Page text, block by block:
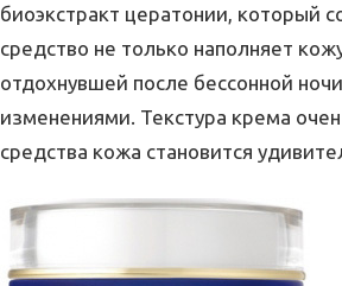
биоэкстракт цератонии, который
средство не только наполняет
отдохнувшей после бессонной
изменениями. Текстура крема
средства кожа становится